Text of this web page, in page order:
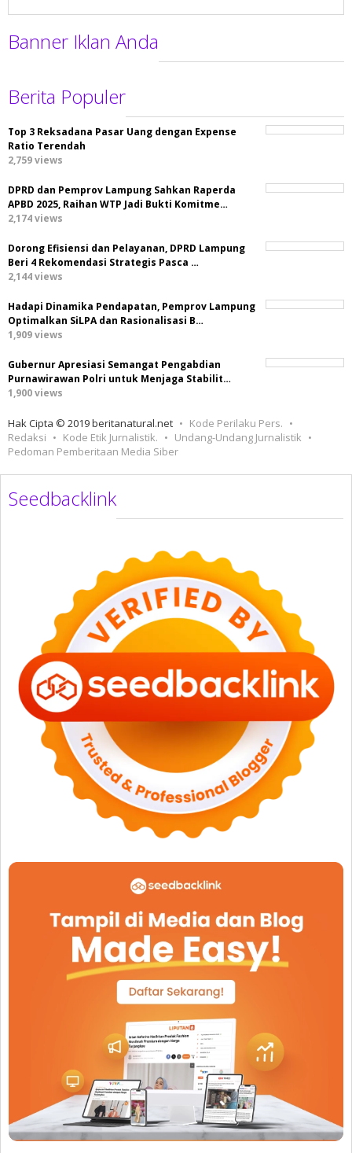
Banner Iklan Anda
Berita Populer
Top 3 Reksadana Pasar Uang dengan Expense
Ratio Terendah
2,759 views
DPRD dan Pemprov Lampung Sahkan Raperda
APBD 2025, Raihan WTP Jadi Bukti Komitme…
2,174 views
Dorong Efisiensi dan Pelayanan, DPRD Lampung
Beri 4 Rekomendasi Strategis Pasca …
2,144 views
Hadapi Dinamika Pendapatan, Pemprov Lampung
Optimalkan SiLPA dan Rasionalisasi B…
1,909 views
Gubernur Apresiasi Semangat Pengabdian
Purnawirawan Polri untuk Menjaga Stabilit…
1,900 views
Hak Cipta © 2019 beritanatural.net
Kode Perilaku Pers.
Redaksi
Kode Etik Jurnalistik.
Undang-Undang Jurnalistik
Pedoman Pemberitaan Media Siber
Seedbacklink